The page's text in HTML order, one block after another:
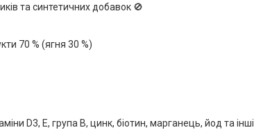
та синтетичних добавок 🚫
70 % (ягня 30 %)
D3, E, група B, цинк, біотин, марганець, йод та